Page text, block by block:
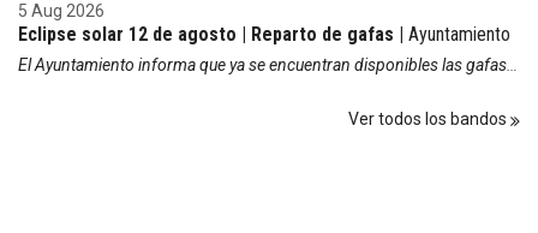
5 Aug 2026
Eclipse solar 12 de agosto | Reparto de gafas | Ayuntamiento
El Ayuntamiento informa que ya se encuentran disponibles las gafas de protección para la observación del eclipse solar que tendrá lugar el próximo 12 de agosto. El reparto de las gafas se realiza en el Ayuntamiento dentro de la campaña organizada por la Comarca Ribera Baja del Ebro, a través de su Oficina de Turismo. Se recuerda que la observación del eclipse debe realizarse siempre con gafas homologadas para este fin. Las gafas podrán recogerse hasta agotar existencias.
Ver todos los bandos